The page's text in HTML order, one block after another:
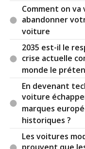
De façon
constructeurs
question et à
pour certaines
en terme
Titoune75
08-10 22:29:39)
avant leur
révolu.
Audi et Bmw
brillant si
une régression
son habitude
Comment on va
abandonner
voiture
2035 est-il le
crise actuelle
monde le
En devenant
voiture
marques
historiques ?
Les voitures